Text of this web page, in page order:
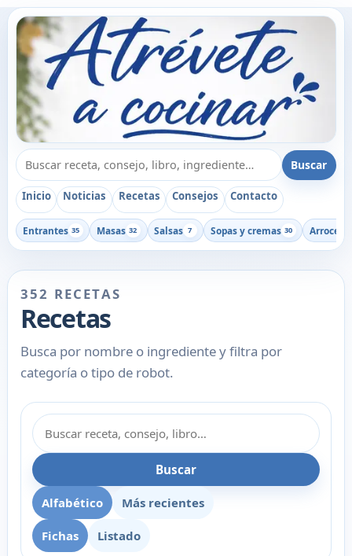
Buscar recetas, consejos o libros Buscar
Inicio Noticias Recetas Consejos Contacto
Entrantes 35 Masas 32 Salsas 7 Sopas y cremas 30 Arroces
352 RECETAS
Recetas
Busca por nombre o ingrediente y filtra por
categoría o tipo de robot.
Buscar
Alfabético Más recientes
Fichas Listado